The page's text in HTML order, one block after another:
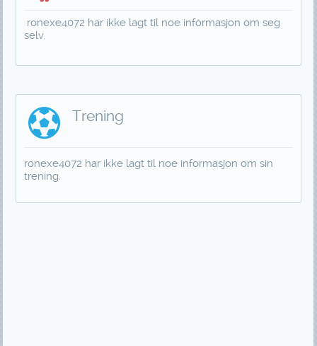
ronexe4072 har ikke lagt til noe informasjon om seg
selv.
Trening
ronexe4072 har ikke lagt til noe informasjon om sin
trening.